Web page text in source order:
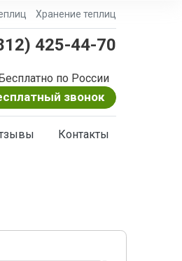
Хранение теплиц
425-44-70
по России
звонок
Контакты